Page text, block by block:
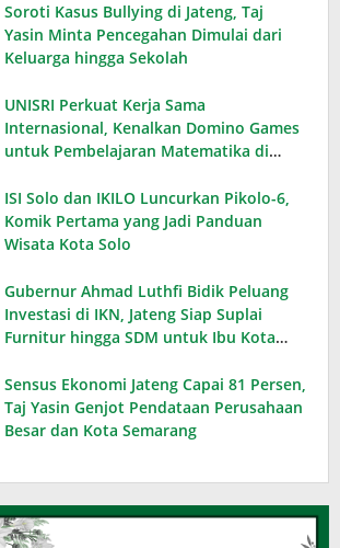
Soroti Kasus Bullying di Jateng, Taj
Yasin Minta Pencegahan Dimulai dari
Keluarga hingga Sekolah
UNISRI Perkuat Kerja Sama
Internasional, Kenalkan Domino Games
untuk Pembelajaran Matematika di
ISI Solo dan IKILO Luncurkan Pikolo-6,
Komik Pertama yang Jadi Panduan
Wisata Kota Solo
Gubernur Ahmad Luthfi Bidik Peluang
Investasi di IKN, Jateng Siap Suplai
Furnitur hingga SDM untuk Ibu Kota
Sensus Ekonomi Jateng Capai 81 Persen,
Taj Yasin Genjot Pendataan Perusahaan
Besar dan Kota Semarang